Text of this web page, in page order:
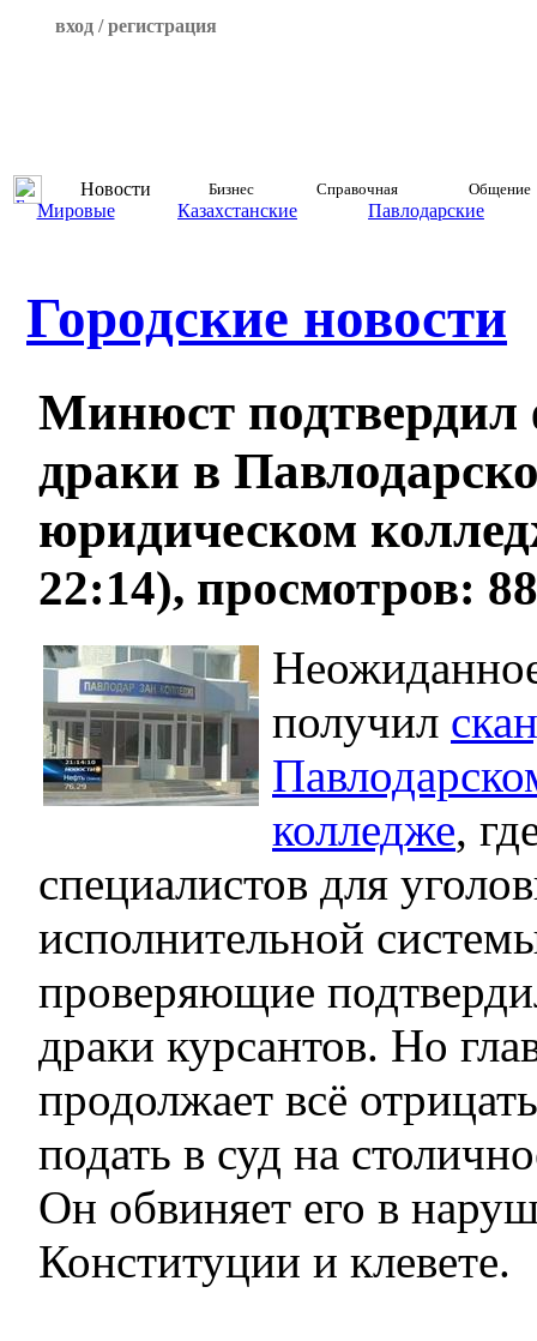
вход / регистрация
Новости Бизнес Справочная Общение
Мировые Казахстанские Павлодарские
Городские новости
Минюст подтвердил
драки в
юридическом
22:14), просмотров:
получил
колледже,
специалистов для
исполнительной
проверяющие
драки курсантов. Но
продолжает всё
подать в суд на
Он обвиняет его в
Конституции и клевете.